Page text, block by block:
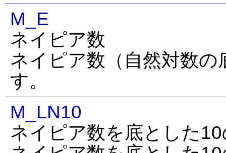
M_E
ネイピア数
ネイピア数（自然対数
す。
M_LN10
ネイピア数を底とした